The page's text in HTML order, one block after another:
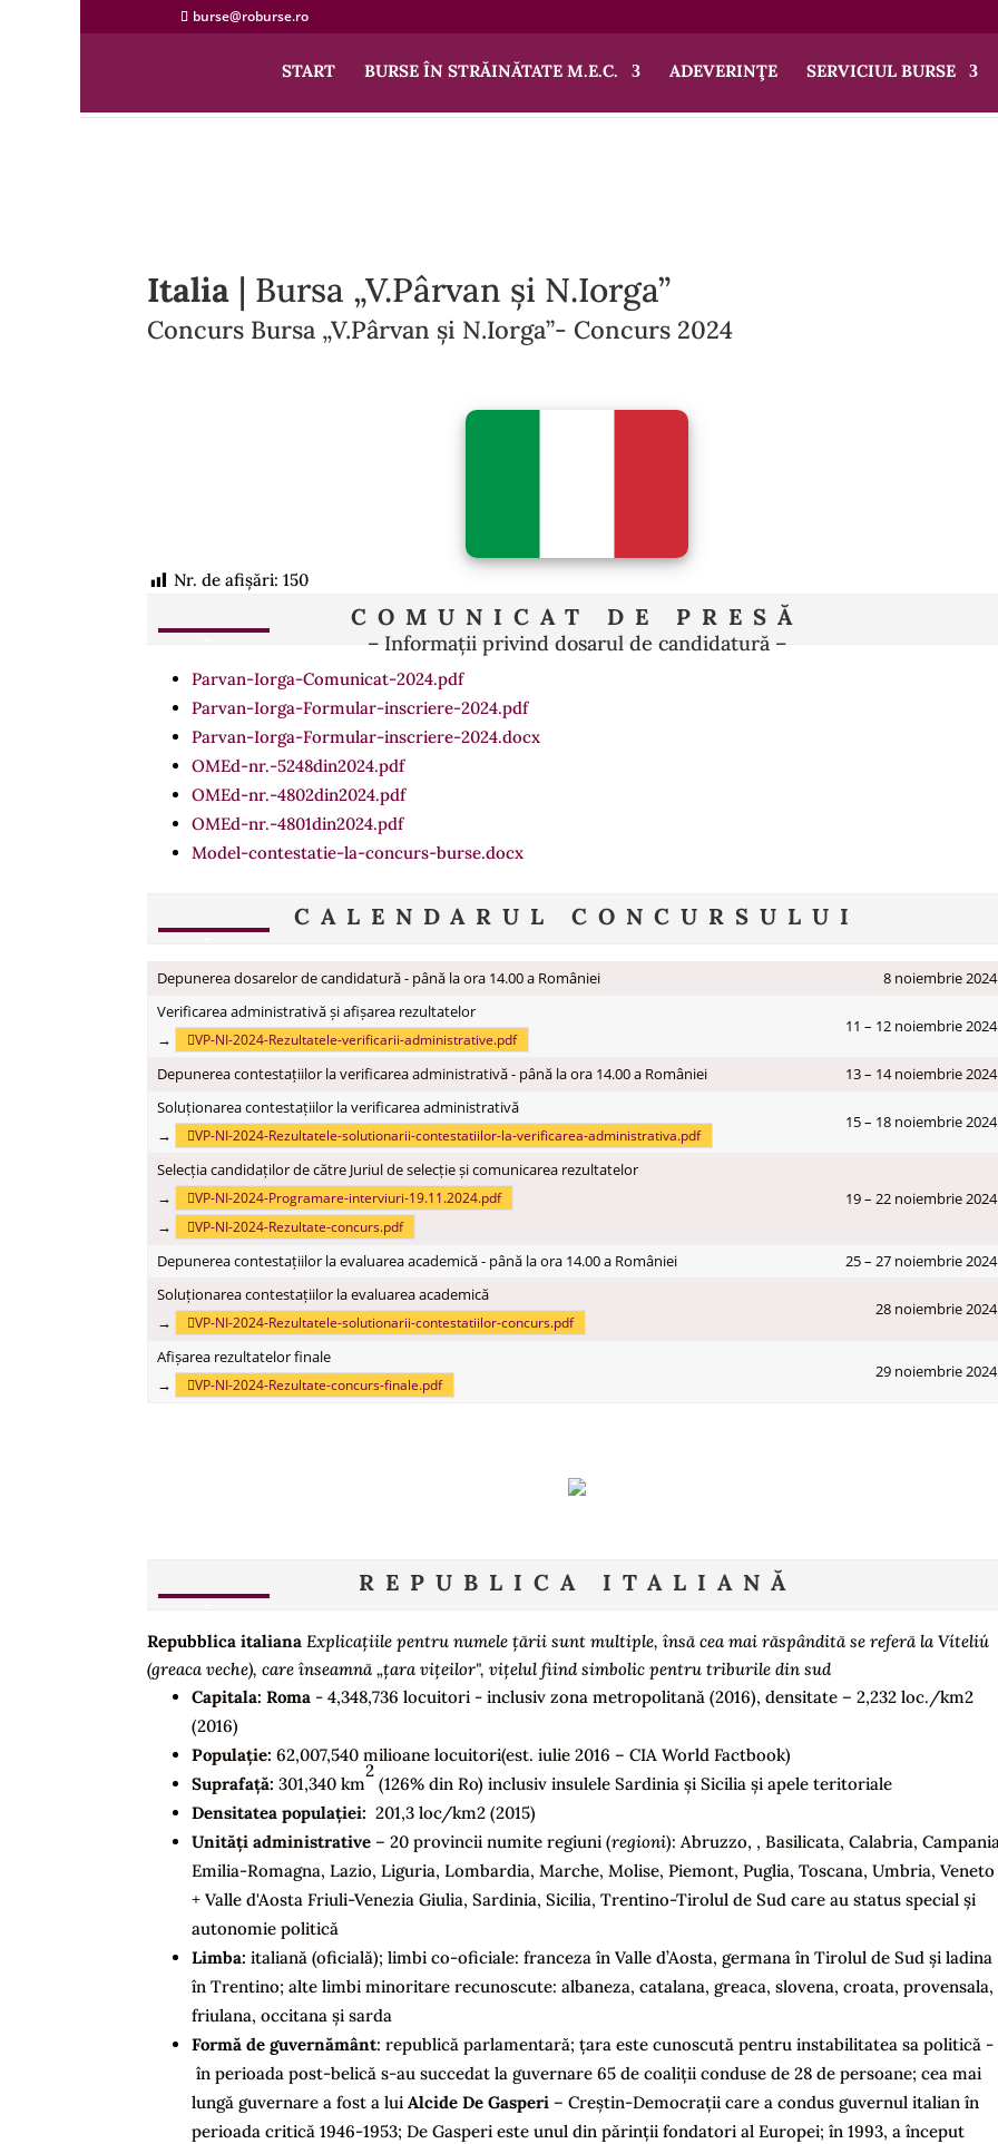
burse@roburse.ro
START BURSE ÎN STRĂINĂTATE M.E.C. ADEVERINŢE SERVICIUL BURSE
Italia | Bursa „V.Pârvan și N.Iorga”
Concurs Bursa „V.Pârvan și N.Iorga”- Concurs 2024
Nr. de afișări: 150
COMUNICAT DE PRESĂ
– Informații privind dosarul de candidatură –
Parvan-Iorga-Comunicat-2024.pdf
Parvan-Iorga-Formular-inscriere-2024.pdf
Parvan-Iorga-Formular-inscriere-2024.docx
OMEd-nr.-5248din2024.pdf
OMEd-nr.-4802din2024.pdf
OMEd-nr.-4801din2024.pdf
Model-contestatie-la-concurs-burse.docx
CALENDARUL CONCURSULUI
Depunerea dosarelor de candidatură - până la ora 14.00 a României
8 noiembrie 2024
Verificarea administrativă și afișarea rezultatelor
→
VP-NI-2024-Rezultatele-verificarii-administrative.pdf
11 – 12 noiembrie 2024
Depunerea contestațiilor la verificarea administrativă - până la ora 14.00 a României
13 – 14 noiembrie 2024
Soluționarea contestațiilor la verificarea administrativă
→
VP-NI-2024-Rezultatele-solutionarii-contestatiilor-la-verificarea-administrativa.pdf
15 – 18 noiembrie 2024
Selecția candidaților de către Juriul de selecție și comunicarea rezultatelor
→
VP-NI-2024-Programare-interviuri-19.11.2024.pdf
→ VP-NI-2024-Rezultate-concurs.pdf
19 – 22 noiembrie 2024
Depunerea contestațiilor la evaluarea academică - până la ora 14.00 a României
25 – 27 noiembrie 2024
Soluționarea contestațiilor la evaluarea academică
→
VP-NI-2024-Rezultatele-solutionarii-contestatiilor-concurs.pdf
28 noiembrie 2024
Afișarea rezultatelor finale
→
VP-NI-2024-Rezultate-concurs-finale.pdf
29 noiembrie 2024
REPUBLICA ITALIANĂ
Repubblica italiana Explicațiile pentru numele țării sunt multiple, însă cea mai răspândită se referă la Víteliú
(greaca veche), care înseamnă „țara vițeilor", vițelul fiind simbolic pentru triburile din sud
Capitala: Roma - 4,348,736 locuitori - inclusiv zona metropolitană (2016), densitate – 2,232 loc./km2
(2016)
Populație: 62,007,540 milioane locuitori(est. iulie 2016 – CIA World Factbook)
Suprafață: 301,340 km
2
(126% din Ro) inclusiv insulele Sardinia și Sicilia și apele teritoriale
Densitatea populației: 201,3 loc/km2 (2015)
Unități administrative – 20 provincii numite regiuni (regioni): Abruzzo, , Basilicata, Calabria,
Emilia-Romagna, Lazio, Liguria, Lombardia, Marche, Molise, Piemont, Puglia, Toscana, Umbria, Veneto
+ Valle d'Aosta Friuli-Venezia Giulia, Sardinia, Sicilia, Trentino-Tirolul de Sud care au status special și
autonomie politică
Limba: italiană (oficială); limbi co-oficiale: franceza în Valle d’Aosta, germana în Tirolul de Sud și ladina
în Trentino; alte limbi minoritare recunoscute: albaneza, catalana, greaca, slovena, croata, provensala,
friulana, occitana și sarda
Formă de guvernământ: republică parlamentară; țara este cunoscută pentru instabilitatea sa politică -
în perioada post-belică s-au succedat la guvernare 65 de coaliții conduse de 28 de persoane; cea mai
lungă guvernare a fost a lui Alcide De Gasperi – Creștin-Democrații care a condus guvernul italian în
perioada critică 1946-1953; De Gasperi este unul din părinții fondatori al Europei; în 1993, a început